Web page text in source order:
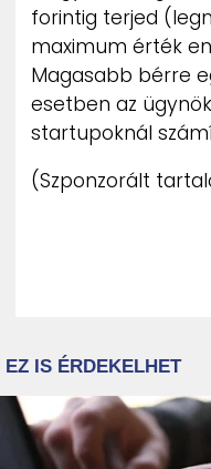
forintig terjed
maximum érték
Magasabb bérre
esetben az
startupoknál
(Szponzorált